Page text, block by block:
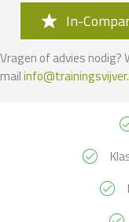
In-
Vragen of advies nodig?
mail